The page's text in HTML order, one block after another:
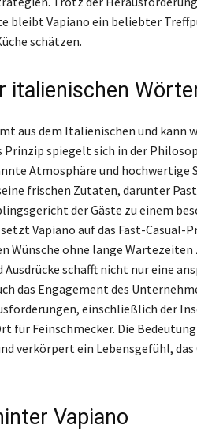
bleibt Vapiano ein beliebter
schätzen.
italienischen
aus dem Italienischen und kann
Prinzip spiegelt sich in der
Atmosphäre und hochwertige
frischen Zutaten, darunter
der Gäste zu einem
Vapiano auf das Fast-Casual-
Wünsche ohne lange Wartezeiten
schafft nicht nur eine
das Engagement des
einschließlich der
für Feinschmecker. Die
verkörpert ein Lebensgefühl,
Vapiano